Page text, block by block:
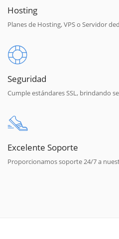
Hosting
Planes de Hosting, VPS o Servidor
Seguridad
Cumple estándares SSL, brindando
Excelente Soporte
Proporcionamos soporte 24/7 a